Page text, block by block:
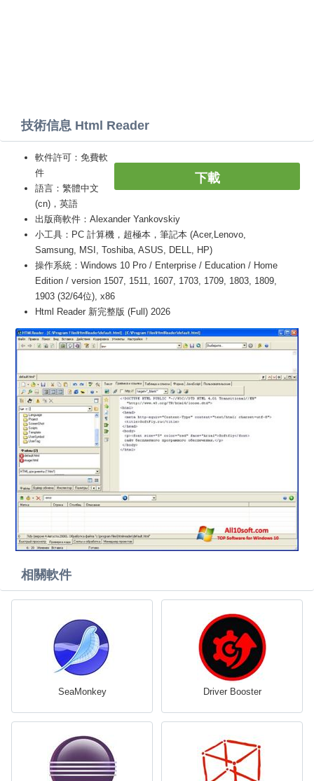
技術信息 Html Reader
下載
軟件許可：免費軟
件
語言：繁體中文
(cn)，英語
出版商軟件：Alexander Yankovskiy
小工具：PC 計算機，超極本，筆記本 (Acer,Lenovo,
Samsung, MSI, Toshiba, ASUS, DELL, HP)
操作系統：Windows 10 Pro / Enterprise / Education / Home
Edition / version 1507, 1511, 1607, 1703, 1709, 1803, 1809,
1903 (32/64位), x86
Html Reader 新完整版 (Full) 2026
相關軟件
SeaMonkey Driver Booster